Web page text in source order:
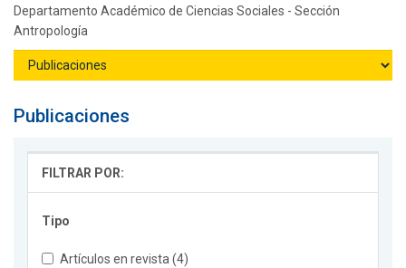
Departamento Académico de Ciencias Sociales - Sección
Antropología
Publicaciones
FILTRAR POR:
Tipo
Artículos en revista (4)